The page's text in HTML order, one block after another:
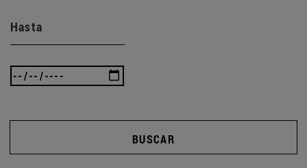
Hasta
BUSCAR